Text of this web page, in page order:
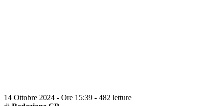
14 Ottobre 2024 - Ore 15:39 - 482 letture